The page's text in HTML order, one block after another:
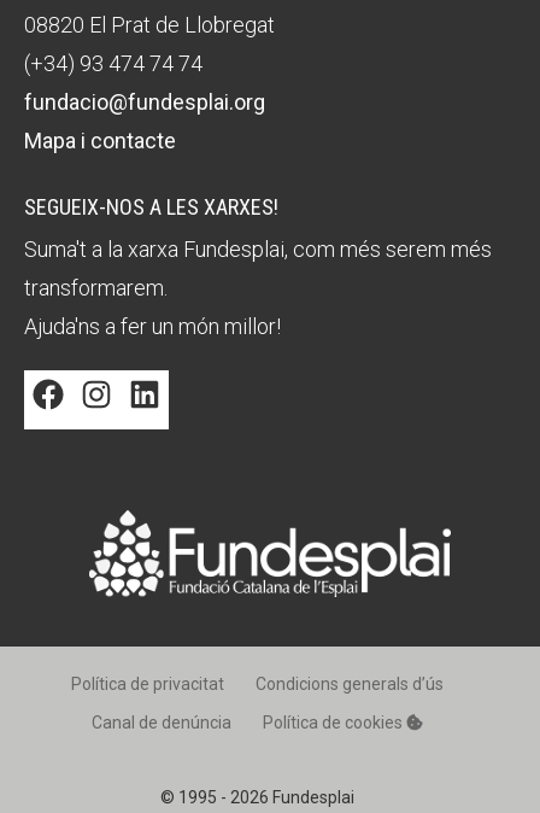
08820 El Prat de Llobregat
(+34) 93 474 74 74
fundacio@fundesplai.org
Mapa i contacte
SEGUEIX-NOS A LES XARXES!
Suma't a la xarxa Fundesplai, com més serem més
transformarem.
Ajuda'ns a fer un món millor!
FacebookInstagram
© 1995 - 2026 Fundesplai
Política de privacitat
Condicions generals d’ús
Canal de denúncia
Política de cookies